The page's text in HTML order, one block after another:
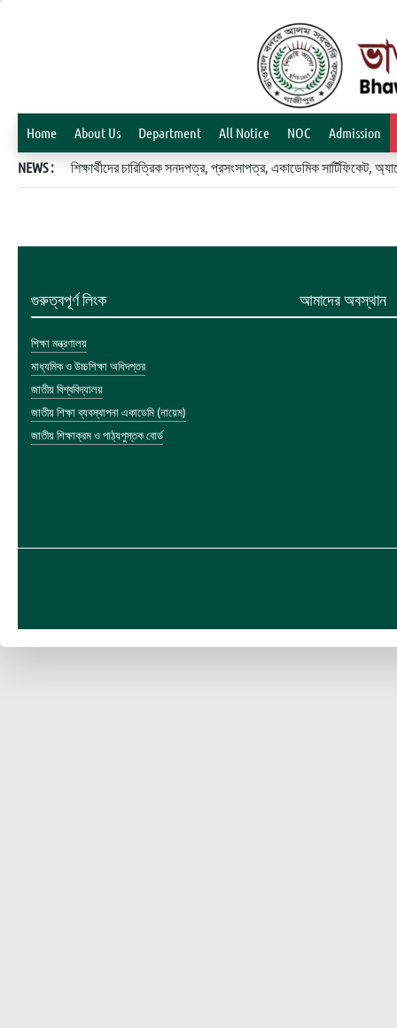
Home About Us Department All Notice NOC Admission
NEWS : শিক্ষার্থীদের চারিত্রিক সনদপত্র, প্রসংসাপত্র, একাডেমিক
গুরুত্বপূর্ণ লিংক
শিক্ষা মন্ত্রণালয়
মাধ্যমিক ও উচ্চশিক্ষা অধিদপ্তর
জাতীয় বিশ্ববিদ্যালয়
জাতীয় শিক্ষা ব্যবস্থাপনা একাডেমি (নায়েম)
জাতীয় শিক্ষাক্রম ও পাঠ্যপুস্তক বোর্ড
আমাদের অবস্থান